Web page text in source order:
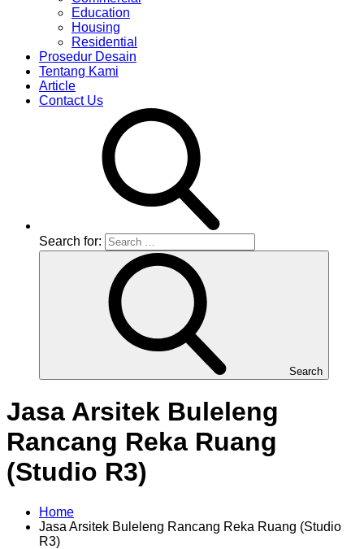
Education
Housing
Residential
Prosedur Desain
Tentang Kami
Article
Contact Us
Search for:
Search
Jasa Arsitek Buleleng
Rancang Reka Ruang
(Studio R3)
Home
Jasa Arsitek Buleleng Rancang Reka Ruang (Studio
R3)